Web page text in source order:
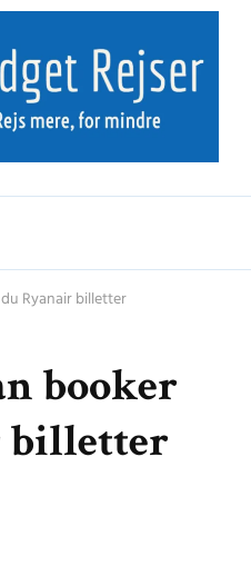
Rejser
Ryanair billetter
booker
billetter